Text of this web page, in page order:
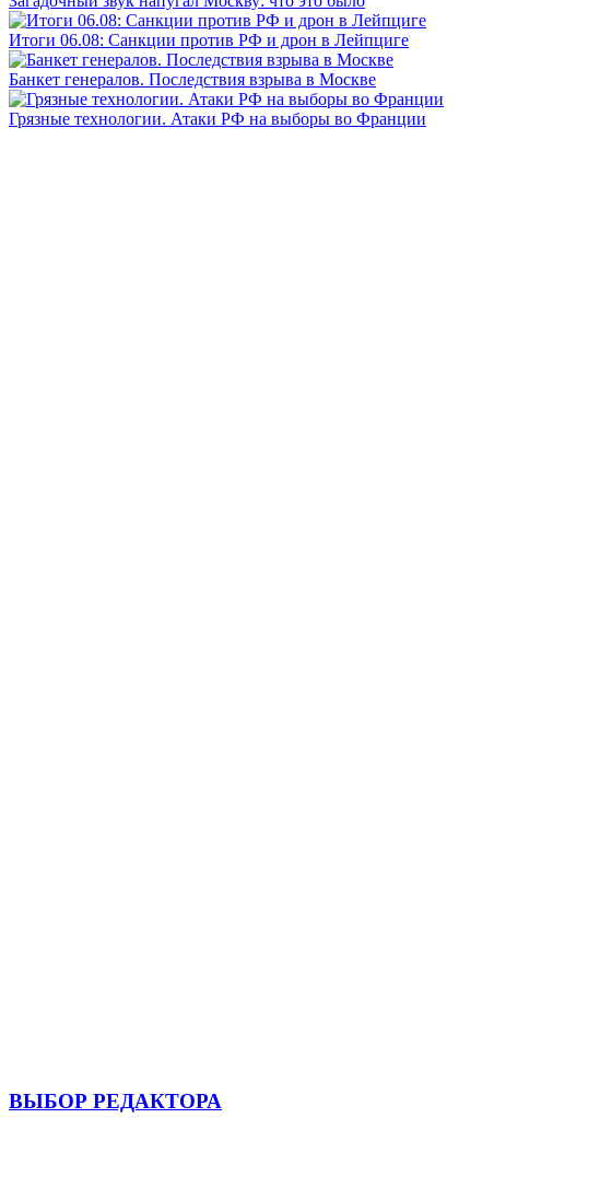
Итоги 06.08: Санкции против РФ и дрон в Лейпциге
Банкет генералов. Последствия взрыва в Москве
Грязные технологии. Атаки РФ на выборы во Франции
ВЫБОР РЕДАКТОРА